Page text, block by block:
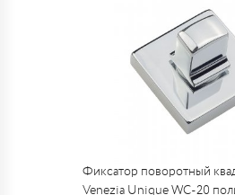
Фиксатор поворотный
Venezia Unique WC-20